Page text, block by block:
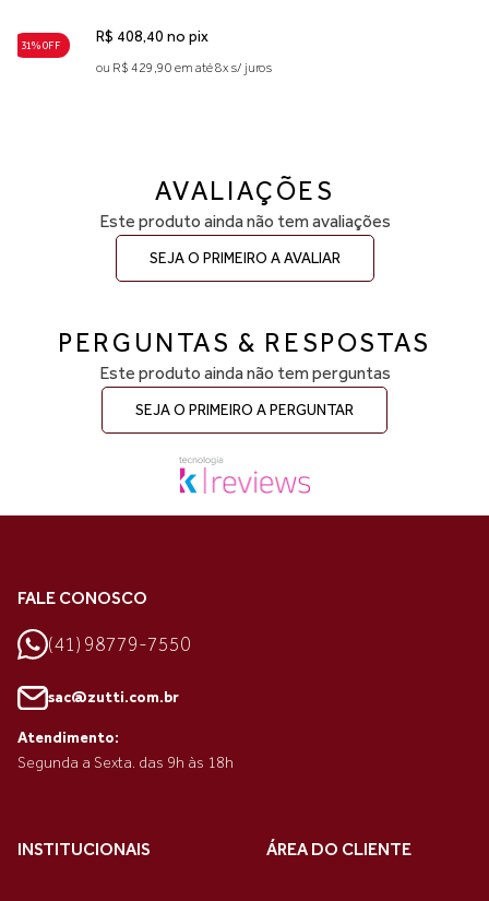
recomendamos optar pelo número maior. A primeira troca é grátis.
31% 0FF R$ 408,40 no pix
ou R$ 429,90 em até 8x s/ juros
AVALIAÇÕES
Este produto ainda não tem avaliações
SEJA O PRIMEIRO A AVALIAR
PERGUNTAS & RESPOSTAS
Este produto ainda não tem perguntas
SEJA O PRIMEIRO A PERGUNTAR
FALE CONOSCO
(41) 98779-7550
sac@zutti.com.br
Atendimento:
Segunda a Sexta. das 9h às 18h
INSTITUCIONAIS ÁREA DO CLIENTE